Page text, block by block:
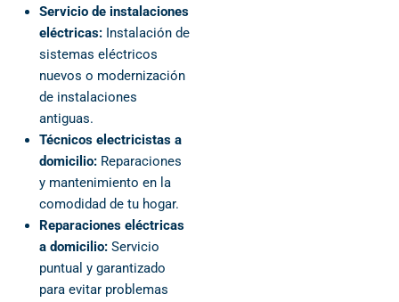
Servicio de instalaciones
eléctricas:Instalación de
sistemas eléctricos
nuevos o modernización
de instalaciones
antiguas.
Técnicos electricistas a
domicilio:Reparaciones
y mantenimiento en la
comodidad de tu hogar.
Reparaciones eléctricas
a domicilio:Servicio
puntual y garantizado
para evitar problemas